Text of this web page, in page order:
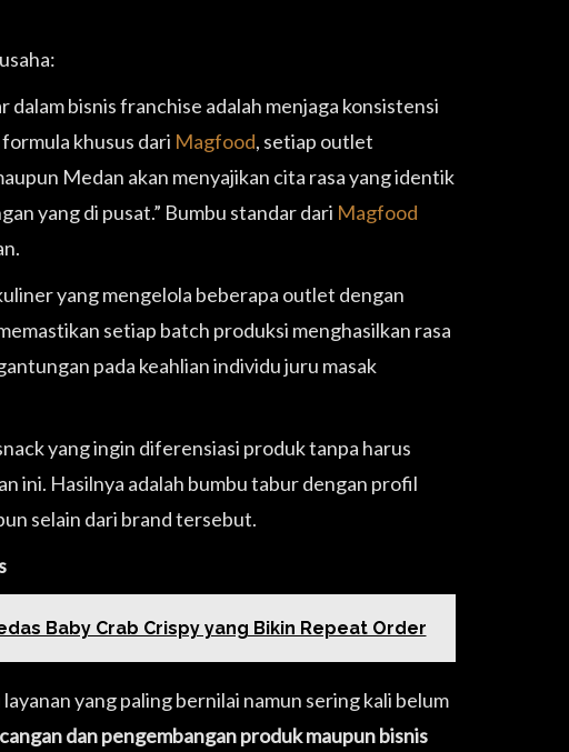
bisnis franchise adalah menjaga konsistensi
khusus dari Magfood, setiap outlet
Medan akan menyajikan cita rasa yang identik
yang di pusat.” Bumbu standar dari Magfood
yang mengelola beberapa outlet dengan
setiap batch produksi menghasilkan rasa
pada keahlian individu juru masak
yang ingin diferensiasi produk tanpa harus
ini. Hasilnya adalah bumbu tabur dengan profil
selain dari brand tersebut.
Baby Crab Crispy yang Bikin Repeat Order
yang paling bernilai namun sering kali belum
dan pengembangan produk maupun bisnis